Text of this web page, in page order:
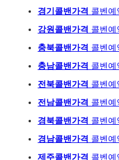
경기콜밴가격 콜벤예
강원콜밴가격 콜벤예
충북콜밴가격 콜벤예
충남콜밴가격 콜벤예
전북콜밴가격 콜벤예
전남콜밴가격 콜벤예
경북콜밴가격 콜벤예
경남콜밴가격 콜벤예
제주콜밴가격 콜벤예